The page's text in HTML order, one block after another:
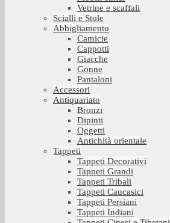
Vetrine e scaffali
Scialli e Stole
Abbigliamento
Camicie
Cappotti
Giacche
Gonne
Pantaloni
Accessori
Antiquariato
Bronzi
Dipinti
Oggetti
Antichità orientale
Tappeti
Tappeti Decorativi
Tappeti Grandi
Tappeti Tribali
Tappeti Caucasici
Tappeti Persiani
Tappeti Indiani